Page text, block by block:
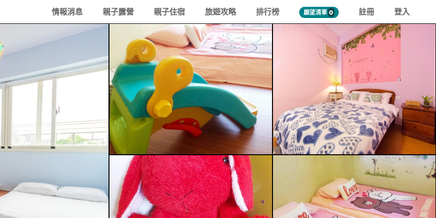
情報消息 親子露營 親子住宿 旅遊攻略 排行榜 願望清單 0 註冊 登入